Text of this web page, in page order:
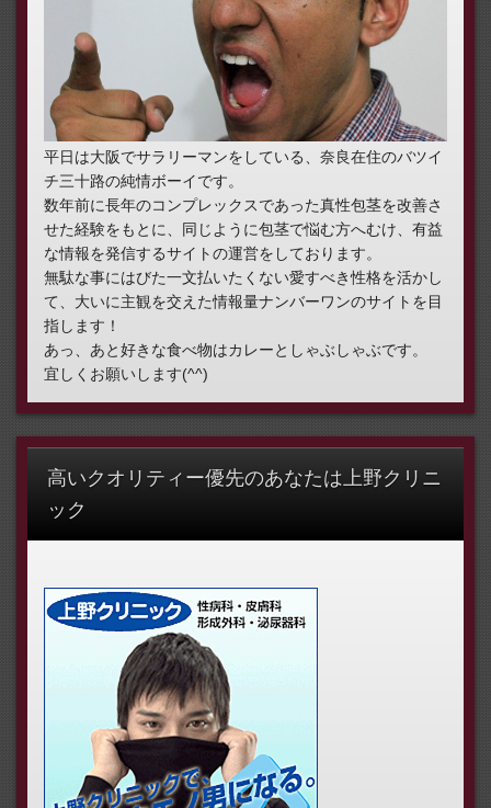
平日は大阪でサラリーマンをしている、奈良在住のバツイ
チ三十路の純情ボーイです。
数年前に長年のコンプレックスであった真性包茎を改善さ
せた経験をもとに、同じように包茎で悩む方へむけ、有益
な情報を発信するサイトの運営をしております。
無駄な事にはびた一文払いたくない愛すべき性格を活かし
て、大いに主観を交えた情報量ナンバーワンのサイトを目
指します！
あっ、あと好きな食べ物はカレーとしゃぶしゃぶです。
宜しくお願いします(^^)
高いクオリティー優先のあなたは上野クリニ
ック